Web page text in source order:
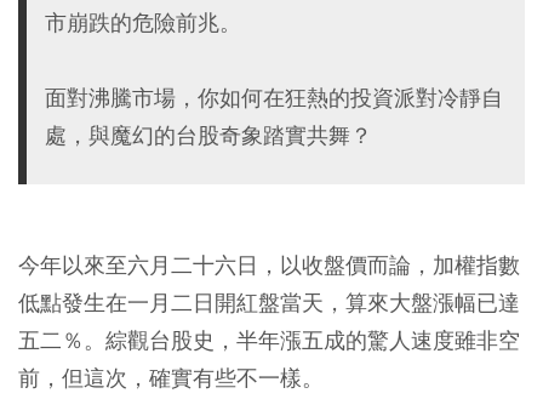
市崩跌的危險前兆。
面對沸騰市場，你如何在狂熱的投資派對冷靜自
處，與魔幻的台股奇象踏實共舞？
今年以來至六月二十六日，以收盤價而論，加權指數
低點發生在一月二日開紅盤當天，算來大盤漲幅已達
五二％。綜觀台股史，半年漲五成的驚人速度雖非空
前，但這次，確實有些不一樣。